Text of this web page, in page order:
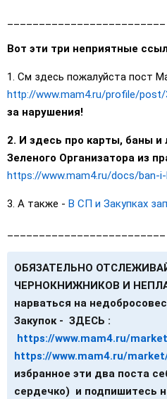
Вот эти три неприятные
1. См здесь пожалуйста пост
http://www.mam4.ru/profile/
за нарушения!
2. И здесь про карты, баны и
Зеленого Организатора из
https://www.mam4.ru/docs/ban-
3. А также - В СП и Закупках
ОБЯЗАТЕЛЬНО
ЧЕРНОКНИЖНИКОВ И
нарваться на
Закупок - ЗДЕСЬ :
https://www.mam4.ru/
https://www.mam4.ru/
избранное эти два поста
сердечко) и подпишитесь